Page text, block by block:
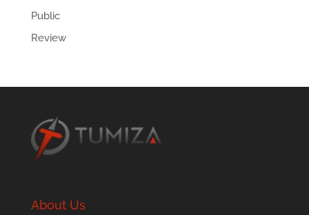
Public
Review
About Us